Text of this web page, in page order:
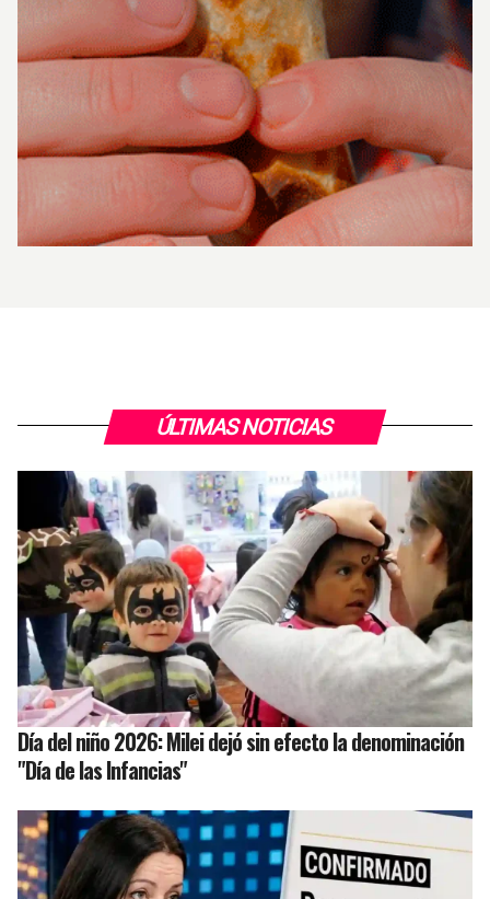
ÚLTIMAS NOTICIAS
Día del niño 2026: Milei dejó sin efecto la denominación
"Día de las Infancias"